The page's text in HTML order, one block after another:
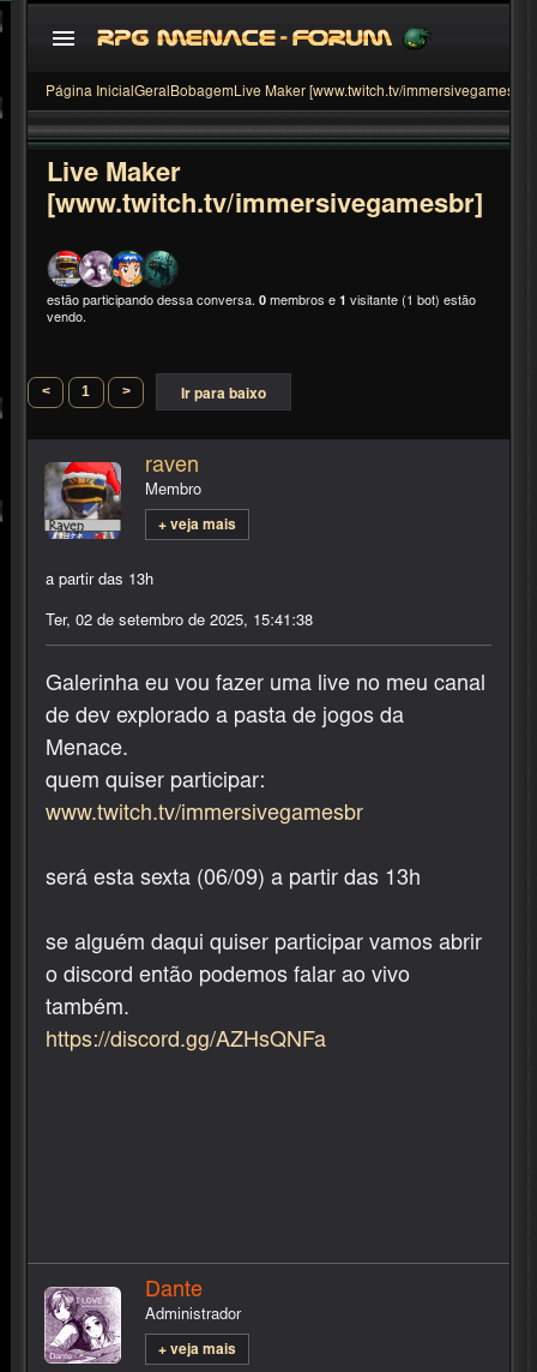
Página Inicial Geral BobagemLive Maker [www.twitch.tv/immersivegamesbr]
Live Maker
[www.twitch.tv/immersivegamesbr]
estão participando dessa conversa. 0 membros e 1 visitante (1 bot) estão
vendo.
< 1 > Ir para baixo
raven
Membro
+ veja mais
a partir das 13h
Ter, 02 de setembro de 2025, 15:41:38
Galerinha eu vou fazer uma live no meu canal
de dev explorado a pasta de jogos da
Menace.
quem quiser participar:
www.twitch.tv/immersivegamesbr
será esta sexta (06/09) a partir das 13h
se alguém daqui quiser participar vamos abrir
o discord então podemos falar ao vivo
também.
https://discord.gg/AZHsQNFa
Dante
Administrador
+ veja mais